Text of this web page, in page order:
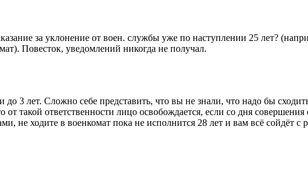
за уклонение от воен. службы уже по наступлении 25 лет?
Повесток, уведомлений никогда не получал.
3 лет. Сложно себе представить, что вы не знали, что надо бы
от такой ответственности лицо освобождается, если со дня
не ходите в военкомат пока не исполнится 28 лет и вам всё сойдёт с